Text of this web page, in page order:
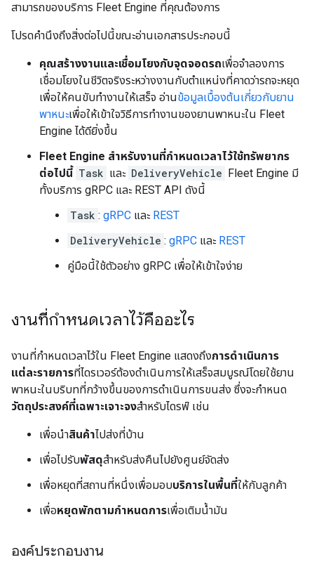
สามารถของบริการ Fleet Engine ที่คุณต้องการ
โปรดคำนึงถึงสิ่งต่อไปนี้ขณะอ่านเอกสารประกอบนี้
คุณสร้างงานและเชื่อมโยงกับจุดจอดรถเพื่อจำลองการ
เชื่อมโยงในชีวิตจริงระหว่างงานกับตำแหน่งที่คาดว่ารถจะหยุด
เพื่อให้คนขับทำงานให้เสร็จ อ่านข้อมูลเบื้องต้นเกี่ยวกับยาน
พาหนะเพื่อให้เข้าใจวิธีการทำงานของยานพาหนะใน Fleet
Engine ได้ดียิ่งขึ้น
Fleet Engine สำหรับงานที่กำหนดเวลาไว้ใช้ทรัพยากร
ต่อไปนี้ Task และ DeliveryVehicle Fleet Engine มี
ทั้งบริการ gRPC และ REST API ดังนี้
Task : gRPC และ REST
DeliveryVehicle : gRPC และ REST
คู่มือนี้ใช้ตัวอย่าง gRPC เพื่อให้เข้าใจง่าย
งานที่กําหนดเวลาไว้คืออะไร
งานที่กำหนดเวลาไว้ใน Fleet Engine แสดงถึงการดำเนินการ
แต่ละรายการที่ไดรเวอร์ต้องดำเนินการให้เสร็จสมบูรณ์โดยใช้ยาน
พาหนะในบริบทที่กว้างขึ้นของการดำเนินการขนส่ง ซึ่งจะกําหนด
วัตถุประสงค์ที่เฉพาะเจาะจงสําหรับไดรฟ์ เช่น
เพื่อนำสินค้าไปส่งที่บ้าน
เพื่อไปรับพัสดุสำหรับส่งคืนไปยังศูนย์จัดส่ง
เพื่อหยุดที่สถานที่หนึ่งเพื่อมอบบริการในพื้นที่ให้กับลูกค้า
เพื่อหยุดพักตามกำหนดการเพื่อเติมน้ำมัน
องค์ประกอบงาน